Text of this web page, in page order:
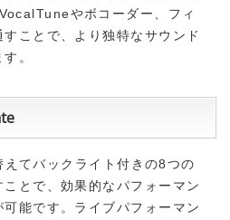
やボコーダー、フィ
ことで、より独特なサウンド
。
てバックライト付きの8つの
とで、効果的なパフォーマン
能です。ライブパフォーマン